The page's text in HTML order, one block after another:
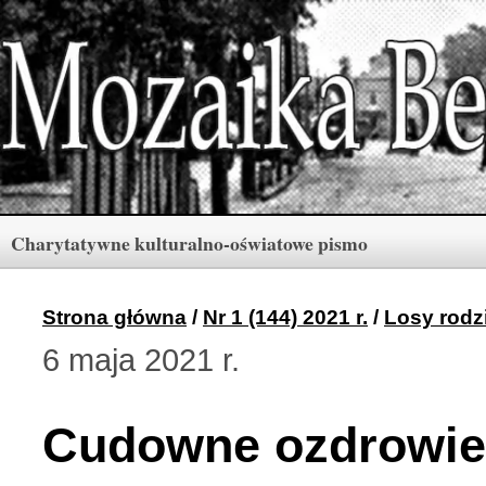
Charytatywne kulturalno-oświatowe pismo
Rubryki
Berdyczów w kronikach
Numery
1 (164) 2026 r. (10)
Menu
Strona główna / Nr 1 (144) 2021 r. / Losy
6 maja 2021 r.
Cudowne